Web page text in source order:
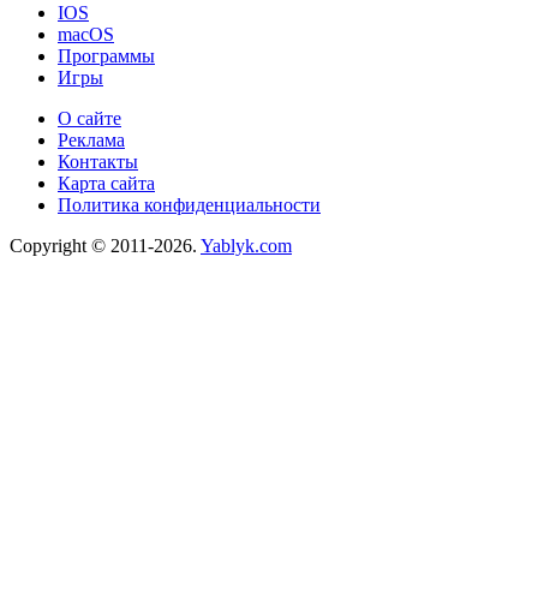
IOS
macOS
Программы
Игры
О сайте
Реклама
Контакты
Карта сайта
Политика конфиденциальности
Copyright © 2011-2026. Yablyk.сom